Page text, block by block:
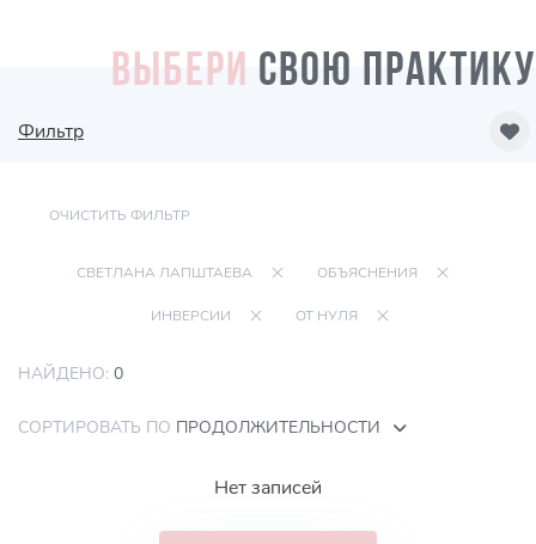
ВЫБЕРИ СВОЮ ПРАКТИКУ
Фильтр
ОЧИСТИТЬ ФИЛЬТР
СВЕТЛАНА ЛАПШТАЕВА ОБЪЯСНЕНИЯ
ИНВЕРСИИ ОТ НУЛЯ
НАЙДЕНО: 0
СОРТИРОВАТЬ ПО ПРОДОЛЖИТЕЛЬНОСТИ
Нет записей